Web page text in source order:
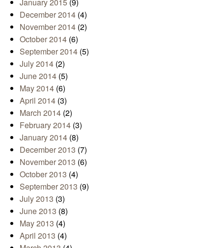
December 2014 (4)
November 2014 (2)
October 2014 (6)
September 2014 (5)
July 2014 (2)
June 2014 (5)
May 2014 (6)
April 2014 (3)
March 2014 (2)
February 2014 (3)
January 2014 (8)
December 2013 (7)
November 2013 (6)
October 2013 (4)
September 2013 (9)
July 2013 (3)
June 2013 (8)
May 2013 (4)
April 2013 (4)